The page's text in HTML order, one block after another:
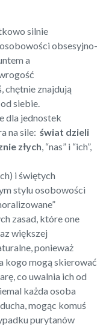
silnie
obsesyjno-
a
chętnie znajdują
siebie.
dla jednostek
na sile:świat dzieli
złych, “nas” i “ich”,
i świętych
stylu osobowości
zasad, które one
większej
ponieważ
kogo mogą skierować
co uwalnia ich od
każda osoba
mogąc komuś
purytanów